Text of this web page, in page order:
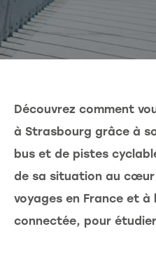
Découvrez comment
à Strasbourg grâce à
bus et de pistes
de sa situation au cœur
voyages en France et
connectée, pour